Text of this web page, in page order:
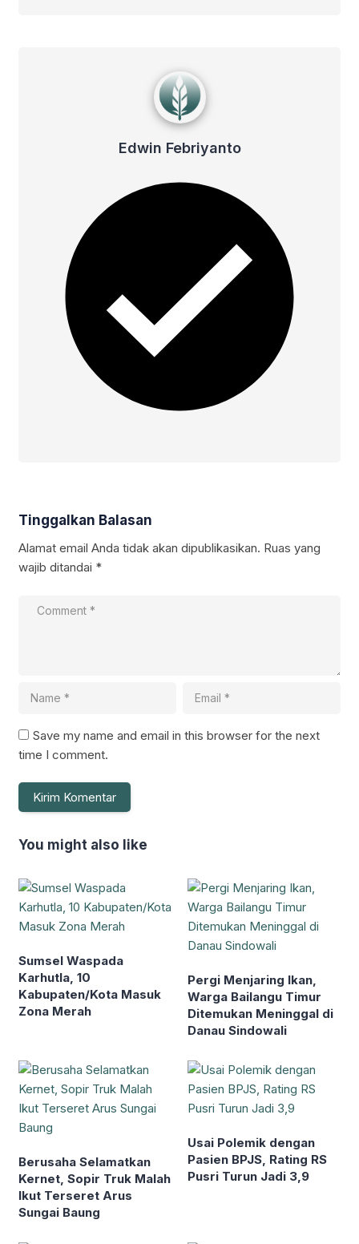
Edwin Febriyanto
Tinggalkan Balasan
Alamat email Anda tidak akan dipublikasikan. Ruas yang
wajib ditandai *
Save my name and email in this browser for the next
time I comment.
You might also like
Sumsel Waspada
Karhutla, 10
Kabupaten/Kota Masuk
Zona Merah
Pergi Menjaring Ikan,
Warga Bailangu Timur
Ditemukan Meninggal di
Danau Sindowali
Berusaha Selamatkan
Kernet, Sopir Truk Malah
Ikut Terseret Arus
Sungai Baung
Usai Polemik dengan
Pasien BPJS, Rating RS
Pusri Turun Jadi 3,9